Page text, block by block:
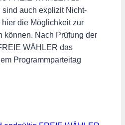
auch explizit Nicht-
die Möglichkeit zur
können. Nach Prüfung der
WÄHLER das
Programmparteitag